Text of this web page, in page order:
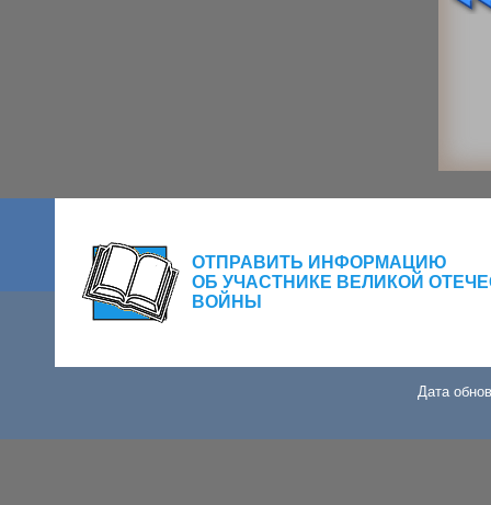
ОТПРАВИТЬ ИНФОРМАЦИЮ
ОБ УЧАСТНИКЕ ВЕЛИКОЙ
ВОЙНЫ
Дата